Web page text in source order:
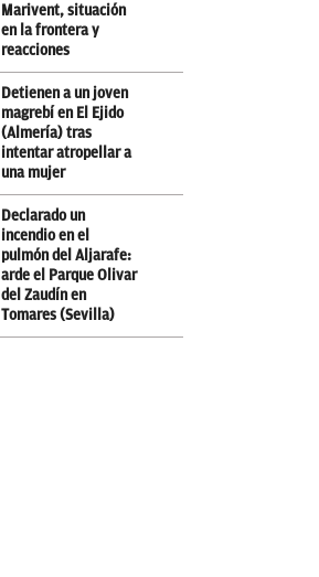
Marivent, situación
en la frontera y
reacciones
Detienen a un joven
magrebí en El Ejido
(Almería) tras
intentar atropellar a
una mujer
Declarado un
incendio en el
pulmón del Aljarafe:
arde el Parque Olivar
del Zaudín en
Tomares (Sevilla)